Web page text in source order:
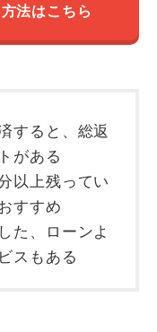
法はこちら
すると、総返
がある
以上残ってい
すすめ
た、ローンよ
スもある